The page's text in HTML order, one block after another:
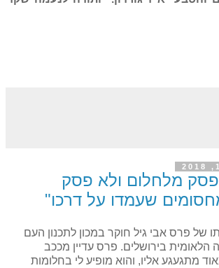
מלחלום ולא פסק
שעמדו על דרכו"
של פרס אבי גיל חוקר במכון לתכנון העם
הלאומית בירושלים. פרס עדיין מככב
מתגעגע אליו, והוא מופיע לי בחלומות